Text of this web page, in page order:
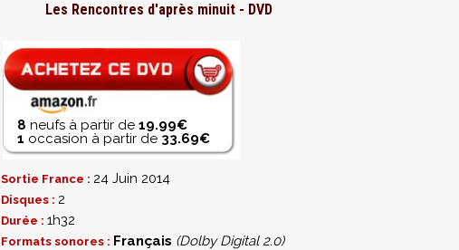
Les Rencontres d'après minuit - DVD
8 neufs à partir de 19.99€
1 occasion à partir de 33.69€
Sortie France : 24 Juin 2014
Disques : 2
Durée : 1h32
Formats sonores : Français (Dolby Digital 2.0)